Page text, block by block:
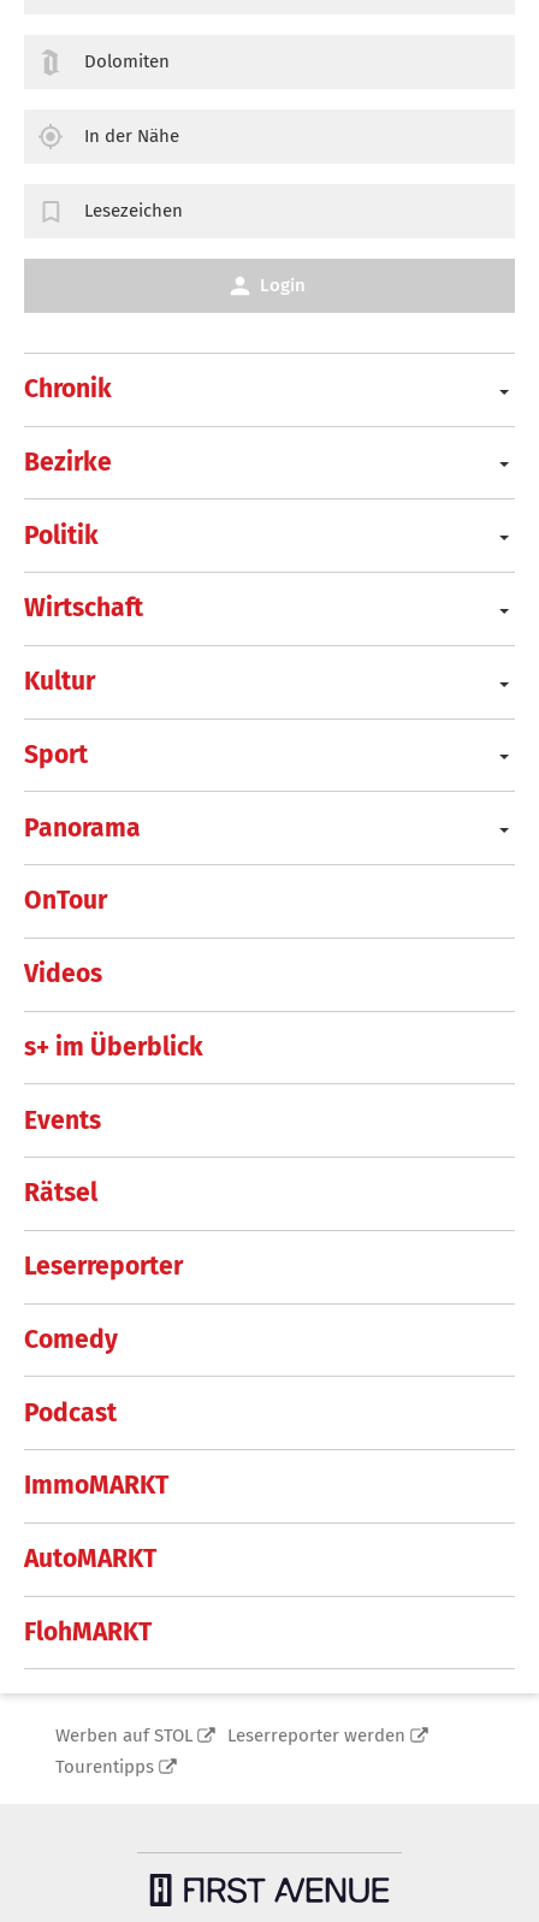
Chronik
Bezirke
Politik
Wirtschaft
Kultur
Sport
Panorama
OnTour
Videos
s+ im Überblick
Events
Rätsel
Leserreporter
Comedy
Podcast
ImmoMARKT
AutoMARKT
FlohMARKT
Dolomiten
In der Nähe
Lesezeichen
Login
Werben auf STOL
Leserreporter werden
Tourentipps